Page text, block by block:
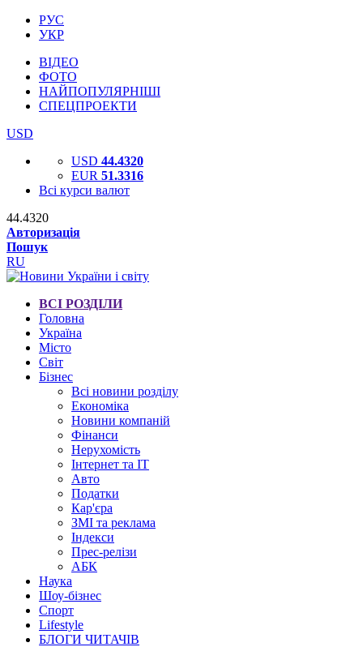
РУС
УКР
ВІДЕО
ФОТО
НАЙПОПУЛЯРНІШІ
СПЕЦПРОЕКТИ
USD
USD 44.4320
EUR 51.3316
Всі курси валют
44.4320
Авторизація
Пошук
RU
ВСІ РОЗДІЛИ
Головна
Україна
Місто
Світ
Бізнес
Всі новини розділу
Економіка
Новини компаній
Фінанси
Нерухомість
Інтернет та IT
Авто
Податки
Кар'єра
ЗМІ та реклама
Індекси
Прес-релізи
АБК
Наука
Шоу-бізнес
Спорт
Lifestyle
БЛОГИ ЧИТАЧІВ